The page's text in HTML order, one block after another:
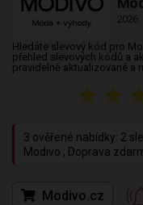
2026
Hledáte slevový kód pro
přehled slevových kódů a
pravidelně aktualizované a
★ ★
3 ověřené nabídky: 2
Modivo , Doprava
Modivo.cz